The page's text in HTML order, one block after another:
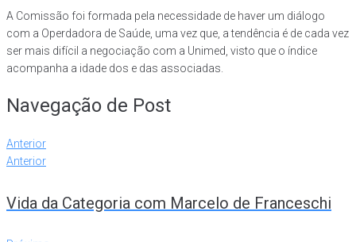
A Comissão foi formada pela necessidade de haver um diálogo
com a Operdadora de Saúde, uma vez que, a tendência é de cada vez
ser mais difícil a negociação com a Unimed, visto que o índice
acompanha a idade dos e das associadas.
Navegação de Post
Anterior
Anterior
Vida da Categoria com Marcelo de Franceschi